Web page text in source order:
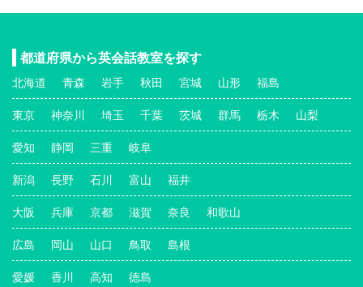
都道府県から英会話教室を探す
北海道 青森 岩手 秋田 宮城 山形 福島
東京 神奈川 埼玉 千葉 茨城 群馬 栃木 山梨
愛知 静岡 三重 岐阜
新潟 長野 石川 富山 福井
大阪 兵庫 京都 滋賀 奈良 和歌山
広島 岡山 山口 鳥取 島根
愛媛 香川 高知 徳島